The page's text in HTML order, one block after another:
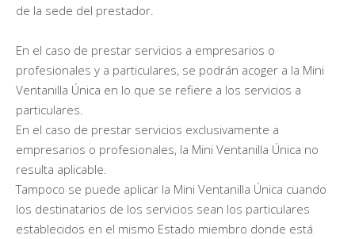
de la sede del prestador.
En el caso de prestar servicios a empresarios o
profesionales y a particulares, se podrán acoger a la Mini
Ventanilla Única en lo que se refiere a los servicios a
particulares.
En el caso de prestar servicios exclusivamente a
empresarios o profesionales, la Mini Ventanilla Única no
resulta aplicable.
Tampoco se puede aplicar la Mini Ventanilla Única cuando
los destinatarios de los servicios sean los particulares
establecidos en el mismo Estado miembro donde está